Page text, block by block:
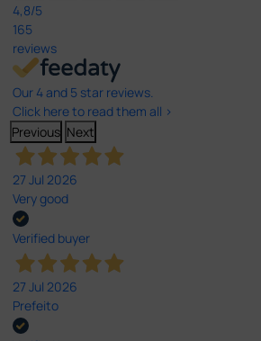
4,8/5
165
reviews
Our 4 and 5 star reviews.
Click here to read them all >
Previous Next
27 Jul 2026
Very good
Verified buyer
27 Jul 2026
Prefeito